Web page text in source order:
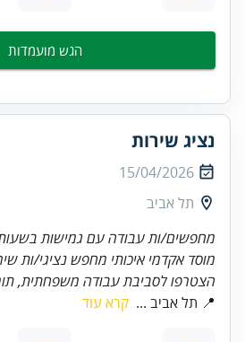
הגש מועמדות
נציג שירות
15/04/2026
תל אביב
מחפשים/ות עבודה עם גמישות
מוסד אקדמי איכותי מחפש נציגי/ות
הצטרפו לסביבת עבודה משפחתית,
📍 תל אביב ... קרא עוד